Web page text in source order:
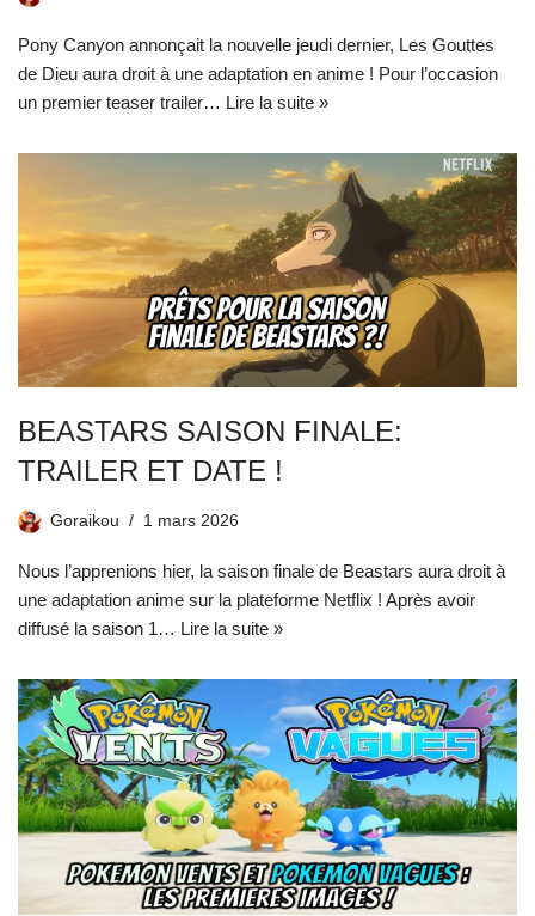
Pony Canyon annonçait la nouvelle jeudi dernier, Les Gouttes
de Dieu aura droit à une adaptation en anime ! Pour l’occasion
un premier teaser trailer… Lire la suite »
BEASTARS SAISON FINALE:
TRAILER ET DATE !
Goraikou 1 mars 2026
Nous l’apprenions hier, la saison finale de Beastars aura droit à
une adaptation anime sur la plateforme Netflix ! Après avoir
diffusé la saison 1… Lire la suite »